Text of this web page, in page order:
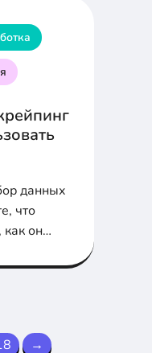
и
данных
что
как он
→